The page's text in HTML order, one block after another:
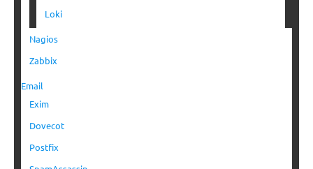
Loki
Nagios
Zabbix
Email
Exim
Dovecot
Postfix